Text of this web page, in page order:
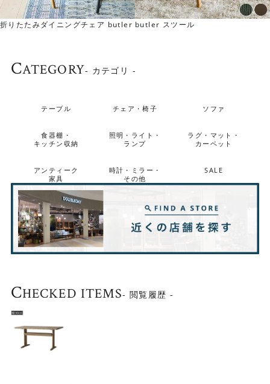
折りたたみダイニングチェア butler butler スツール
CATEGORY- カテゴリ -
テーブル チェア・椅子 ソファ
食器棚・
キッチン収納
照明・ライト・
ランプ
ラグ・マット・
カーペット
アンティーク
家具
時計・ミラー・
その他
SALE
CHECKED ITEMS- 閲覧履歴 -